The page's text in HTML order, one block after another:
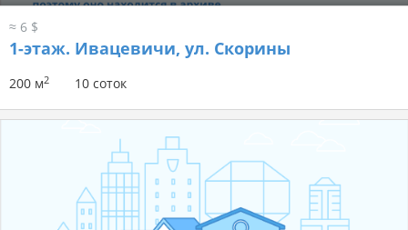
≈ 6 $
1-этаж. Ивацевичи, ул. Скорины
200 м2 10 соток